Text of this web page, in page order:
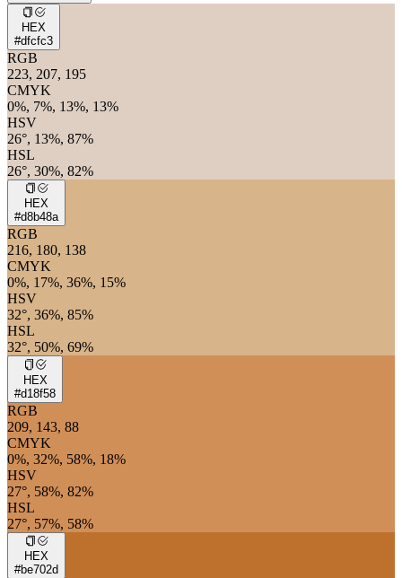
HEX
#dfcfc3
RGB
223, 207, 195
CMYK
0%, 7%, 13%, 13%
HSV
26°, 13%, 87%
HSL
26°, 30%, 82%
HEX
#d8b48a
RGB
216, 180, 138
CMYK
0%, 17%, 36%, 15%
HSV
32°, 36%, 85%
HSL
32°, 50%, 69%
HEX
#d18f58
RGB
209, 143, 88
CMYK
0%, 32%, 58%, 18%
HSV
27°, 58%, 82%
HSL
27°, 57%, 58%
HEX
#be702d